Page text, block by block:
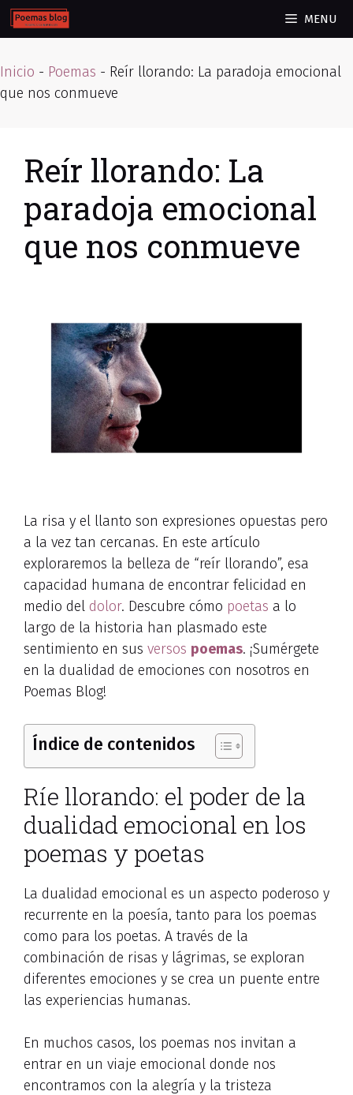
Skip
to
MENU
Inicio - Poemas - Reír llorando: La paradoja emocional
que nos conmueve
Reír llorando: La
paradoja emocional
que nos conmueve
La risa y el llanto son expresiones opuestas pero
a la vez tan cercanas. En este artículo
exploraremos la belleza de “reír llorando”, esa
capacidad humana de encontrar felicidad en
medio del dolor. Descubre cómo poetas a lo
largo de la historia han plasmado este
sentimiento en sus versos poemas. ¡Sumérgete
en la dualidad de emociones con nosotros en
Poemas Blog!
Índice de contenidos
Ríe llorando: el poder de la
dualidad emocional en los
poemas y poetas
La dualidad emocional es un aspecto poderoso y
recurrente en la poesía, tanto para los poemas
como para los poetas. A través de la
combinación de risas y lágrimas, se exploran
diferentes emociones y se crea un puente entre
las experiencias humanas.
En muchos casos, los poemas nos invitan a
entrar en un viaje emocional donde nos
encontramos con la alegría y la tristeza